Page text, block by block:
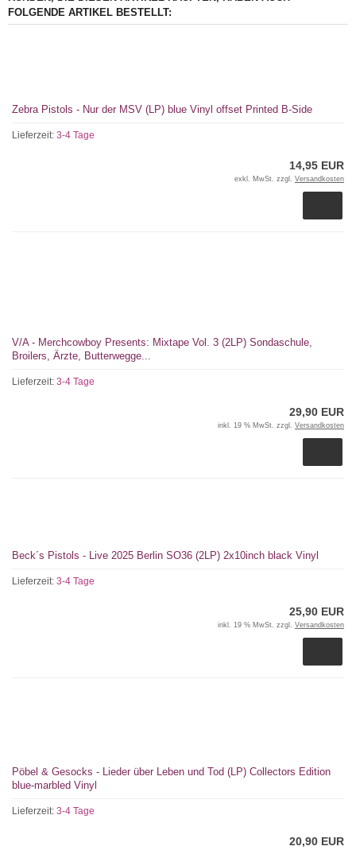
FOLGENDE ARTIKEL BESTELLT:
Zebra Pistols - Nur der MSV (LP) blue Vinyl offset Printed B-Side
Lieferzeit: 3-4 Tage
14,95 EUR
exkl. MwSt. zzgl. Versandkosten
V/A - Merchcowboy Presents: Mixtape Vol. 3 (2LP) Sondaschule,
Broilers, Ärzte, Butterwegge...
Lieferzeit: 3-4 Tage
29,90 EUR
inkl. 19 % MwSt. zzgl. Versandkosten
Beck´s Pistols - Live 2025 Berlin SO36 (2LP) 2x10inch black Vinyl
Lieferzeit: 3-4 Tage
25,90 EUR
inkl. 19 % MwSt. zzgl. Versandkosten
Pöbel & Gesocks - Lieder über Leben und Tod (LP) Collectors Edition
blue-marbled Vinyl
Lieferzeit: 3-4 Tage
20,90 EUR